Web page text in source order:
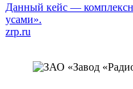
Данный кейс —
усами».
zrp.ru